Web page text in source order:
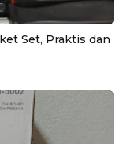
Set, Praktis dan